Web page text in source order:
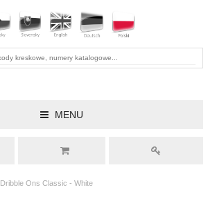
MENU
Dribble Ons Classic - White